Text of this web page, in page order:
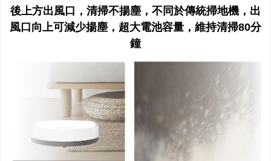
後上方出風口，清掃不揚塵，不同於傳統掃地機，出
風口向上可減少揚塵，超大電池容量，維持清掃80分
鐘